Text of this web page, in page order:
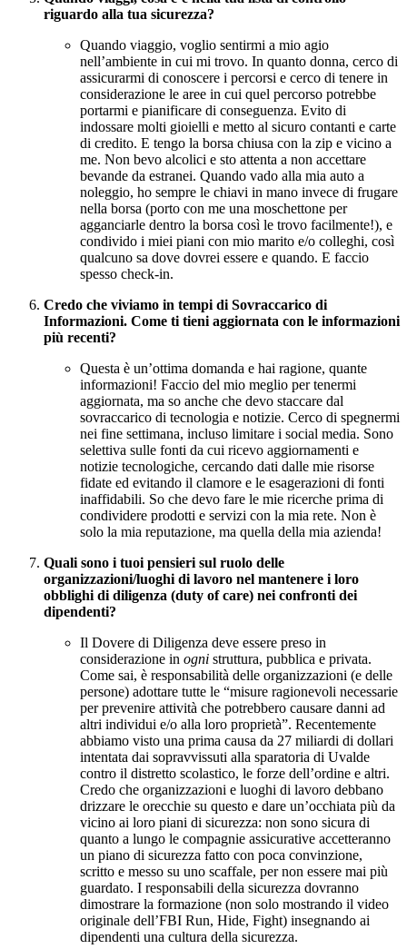
riguardo alla tua sicurezza?
Quando viaggio, voglio sentirmi a mio agio
nell’ambiente in cui mi trovo. In quanto donna, cerco di
assicurarmi di conoscere i percorsi e cerco di tenere in
considerazione le aree in cui quel percorso potrebbe
portarmi e pianificare di conseguenza. Evito di
indossare molti gioielli e metto al sicuro contanti e carte
di credito. E tengo la borsa chiusa con la zip e vicino a
me. Non bevo alcolici e sto attenta a non accettare
bevande da estranei. Quando vado alla mia auto a
noleggio, ho sempre le chiavi in mano invece di frugare
nella borsa (porto con me una moschettone per
agganciarle dentro la borsa così le trovo facilmente!), e
condivido i miei piani con mio marito e/o colleghi, così
qualcuno sa dove dovrei essere e quando. E faccio
spesso check-in.
Credo che viviamo in tempi di Sovraccarico di
Informazioni. Come ti tieni aggiornata con le informazioni
più recenti?
Questa è un’ottima domanda e hai ragione, quante
informazioni! Faccio del mio meglio per tenermi
aggiornata, ma so anche che devo staccare dal
sovraccarico di tecnologia e notizie. Cerco di spegnermi
nei fine settimana, incluso limitare i social media. Sono
selettiva sulle fonti da cui ricevo aggiornamenti e
notizie tecnologiche, cercando dati dalle mie risorse
fidate ed evitando il clamore e le esagerazioni di fonti
inaffidabili. So che devo fare le mie ricerche prima di
condividere prodotti e servizi con la mia rete. Non è
solo la mia reputazione, ma quella della mia azienda!
Quali sono i tuoi pensieri sul ruolo delle
organizzazioni/luoghi di lavoro nel mantenere i loro
obblighi di diligenza (duty of care) nei confronti dei
dipendenti?
Il Dovere di Diligenza deve essere preso in
considerazione in ogni struttura, pubblica e privata.
Come sai, è responsabilità delle organizzazioni (e delle
persone) adottare tutte le “misure ragionevoli necessarie
per prevenire attività che potrebbero causare danni ad
altri individui e/o alla loro proprietà”. Recentemente
abbiamo visto una prima causa da 27 miliardi di dollari
intentata dai sopravvissuti alla sparatoria di Uvalde
contro il distretto scolastico, le forze dell’ordine e altri.
Credo che organizzazioni e luoghi di lavoro debbano
drizzare le orecchie su questo e dare un’occhiata più da
vicino ai loro piani di sicurezza: non sono sicura di
quanto a lungo le compagnie assicurative accetteranno
un piano di sicurezza fatto con poca convinzione,
scritto e messo su uno scaffale, per non essere mai più
guardato. I responsabili della sicurezza dovranno
dimostrare la formazione (non solo mostrando il video
originale dell’FBI Run, Hide, Fight) insegnando ai
dipendenti una cultura della sicurezza.